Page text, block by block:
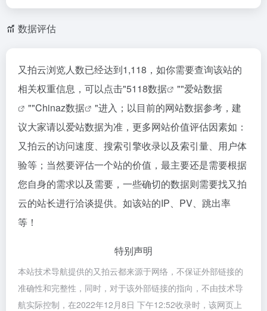
数据评估
又拍云浏览人数已经达到1,118，如你需要查询该站的
相关权重信息，可以点击"5118数据 ""爱站数据
""Chinaz数据
"进入；以目前的网站数据参考，建
议大家请以爱站数据为准，更多网站价值评估因素如：
又拍云的访问速度、搜索引擎收录以及索引量、用户体
验等；当然要评估一个站的价值，最主要还是需要根据
您自身的需求以及需要，一些确切的数据则需要找又拍
云的站长进行洽谈提供。如该站的IP、PV、跳出率
等！
特别声明
本站技术导航提供的又拍云都来源于网络，不保证外部链接的
准确性和完整性，同时，对于该外部链接的指向，不由技术导
航实际控制，在2022年12月8日 下午12:52收录时，该网页上